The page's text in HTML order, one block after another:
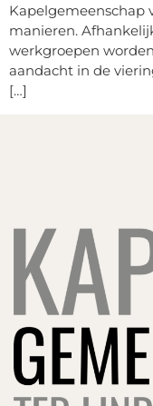
Kapelgemeenschap
manieren.
werkgroepen
aandacht in de
[…]